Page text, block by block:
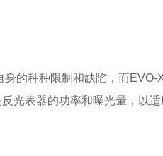
种种限制和缺陷，而EVO-
光表器的功率和曝光量，以适